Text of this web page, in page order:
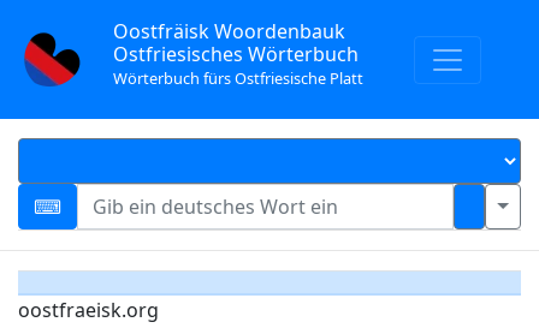
Oostfräisk Woordenbauk
Ostfriesisches Wörterbuch
Wörterbuch fürs Ostfriesische Platt
oostfraeisk.org